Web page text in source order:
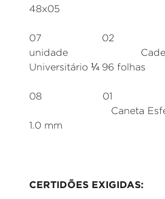
48x05
07
unidade
Universitário ¼ 96 folhas
08 01
Caneta
1.0 mm
CERTIDÕES EXIGIDAS: